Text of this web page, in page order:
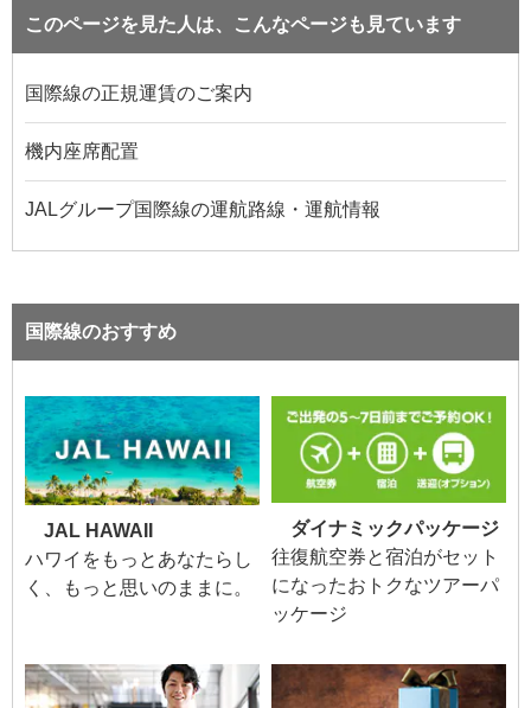
このページを見た人は、こんなページも見ています
国際線の正規運賃のご案内
機内座席配置
JALグループ国際線の運航路線・運航情報
国際線のおすすめ
JAL HAWAII
ハワイをもっとあなたらし
く、もっと思いのままに。
ダイナミックパッケージ
往復航空券と宿泊がセット
になったおトクなツアーパ
ッケージ